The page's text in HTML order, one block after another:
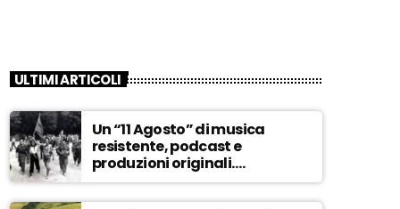
ULTIMI ARTICOLI
Un “11 Agosto” di musica
resistente, podcast e
produzioni originali.
Novaradio festeggia in onda
la Liberazione di Firenze